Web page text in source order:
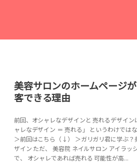
美容サロンのホームページ
客できる理由
前回、オシャレなデザインと 売れるデザイ
ャレなデザイン ＝ 売れる」 というわけでは
＞前回はこちら（↓） ＞ガリガリ君に学ぶ？
ザイン ただ、 美容院 ネイルサロン アイラッ
で、 オシャレであれば売れる 可能性が高...